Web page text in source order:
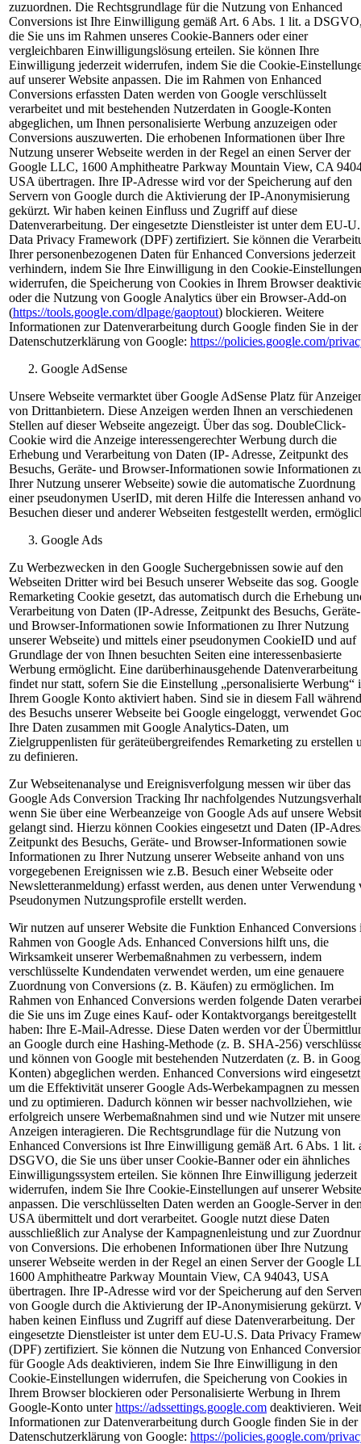
zuzuordnen. Die Rechtsgrundlage für die Nutzung von Enhanced
Conversions ist Ihre Einwilligung gemäß Art. 6 Abs. 1 lit. a
die Sie uns im Rahmen unseres Cookie-Banners oder einer
vergleichbaren Einwilligungslösung erteilen. Sie können Ihre
Einwilligung jederzeit widerrufen, indem Sie die Cookie-
auf unserer Website anpassen. Die im Rahmen von Enhanced
Conversions erfassten Daten werden von Google verschlüsselt
verarbeitet und mit bestehenden Nutzerdaten in Google-Konten
abgeglichen, um Ihnen personalisierte Werbung anzuzeigen oder
Conversions auszuwerten. Die erhobenen Informationen über Ihre
Nutzung unserer Webseite werden in der Regel an einen Server der
Google LLC, 1600 Amphitheatre Parkway Mountain View, CA
USA übertragen. Ihre IP-Adresse wird vor der Speicherung auf den
Servern von Google durch die Aktivierung der IP-Anonymisierung
gekürzt. Wir haben keinen Einfluss und Zugriff auf diese
Datenverarbeitung. Der eingesetzte Dienstleister ist unter dem EU-
Data Privacy Framework (DPF) zertifiziert. Sie können die
Ihrer personenbezogenen Daten für Enhanced Conversions jederzeit
verhindern, indem Sie Ihre Einwilligung in den Cookie-Einstellungen
widerrufen, die Speicherung von Cookies in Ihrem Browser
oder die Nutzung von Google Analytics über ein Browser-Add-on
(https://tools.google.com/dlpage/gaoptout) blockieren. Weitere
Informationen zur Datenverarbeitung durch Google finden Sie in der
Datenschutzerklärung von Google: https://policies.google.com/
Google AdSense
Unsere Webseite vermarktet über Google AdSense Platz für
von Drittanbietern. Diese Anzeigen werden Ihnen an verschiedenen
Stellen auf dieser Webseite angezeigt. Über das sog. DoubleClick-
Cookie wird die Anzeige interessengerechter Werbung durch die
Erhebung und Verarbeitung von Daten (IP- Adresse, Zeitpunkt des
Besuchs, Geräte- und Browser-Informationen sowie Informationen
Ihrer Nutzung unserer Webseite) sowie die automatische Zuordnung
einer pseudonymen UserID, mit deren Hilfe die Interessen anhand
Besuchen dieser und anderer Webseiten festgestellt werden,
Google Ads
Zu Werbezwecken in den Google Suchergebnissen sowie auf den
Webseiten Dritter wird bei Besuch unserer Webseite das sog. Google
Remarketing Cookie gesetzt, das automatisch durch die Erhebung
Verarbeitung von Daten (IP-Adresse, Zeitpunkt des Besuchs, Geräte-
und Browser-Informationen sowie Informationen zu Ihrer Nutzung
unserer Webseite) und mittels einer pseudonymen CookieID und auf
Grundlage der von Ihnen besuchten Seiten eine interessenbasierte
Werbung ermöglicht. Eine darüberhinausgehende Datenverarbeitung
findet nur statt, sofern Sie die Einstellung „personalisierte Werbung“
Ihrem Google Konto aktiviert haben. Sind sie in diesem Fall während
des Besuchs unserer Webseite bei Google eingeloggt, verwendet
Ihre Daten zusammen mit Google Analytics-Daten, um
Zielgruppenlisten für geräteübergreifendes Remarketing zu erstellen
zu definieren.
Zur Webseitenanalyse und Ereignisverfolgung messen wir über das
Google Ads Conversion Tracking Ihr nachfolgendes
wenn Sie über eine Werbeanzeige von Google Ads auf unsere
gelangt sind. Hierzu können Cookies eingesetzt und Daten (IP-
Zeitpunkt des Besuchs, Geräte- und Browser-Informationen sowie
Informationen zu Ihrer Nutzung unserer Webseite anhand von uns
vorgegebenen Ereignissen wie z.B. Besuch einer Webseite oder
Newsletteranmeldung) erfasst werden, aus denen unter Verwendung
Pseudonymen Nutzungsprofile erstellt werden.
Wir nutzen auf unserer Website die Funktion Enhanced Conversions
Rahmen von Google Ads. Enhanced Conversions hilft uns, die
Wirksamkeit unserer Werbemaßnahmen zu verbessern, indem
verschlüsselte Kundendaten verwendet werden, um eine genauere
Zuordnung von Conversions (z. B. Käufen) zu ermöglichen. Im
Rahmen von Enhanced Conversions werden folgende Daten
die Sie uns im Zuge eines Kauf- oder Kontaktvorgangs bereitgestellt
haben: Ihre E-Mail-Adresse. Diese Daten werden vor der
an Google durch eine Hashing-Methode (z. B. SHA-256)
und können von Google mit bestehenden Nutzerdaten (z. B. in
Konten) abgeglichen werden. Enhanced Conversions wird
um die Effektivität unserer Google Ads-Werbekampagnen zu messen
und zu optimieren. Dadurch können wir besser nachvollziehen, wie
erfolgreich unsere Werbemaßnahmen sind und wie Nutzer mit
Anzeigen interagieren. Die Rechtsgrundlage für die Nutzung von
Enhanced Conversions ist Ihre Einwilligung gemäß Art. 6 Abs. 1 lit.
DSGVO, die Sie uns über unser Cookie-Banner oder ein ähnliches
Einwilligungssystem erteilen. Sie können Ihre Einwilligung jederzeit
widerrufen, indem Sie Ihre Cookie-Einstellungen auf unserer Website
anpassen. Die verschlüsselten Daten werden an Google-Server in
USA übermittelt und dort verarbeitet. Google nutzt diese Daten
ausschließlich zur Analyse der Kampagnenleistung und zur
von Conversions. Die erhobenen Informationen über Ihre Nutzung
unserer Webseite werden in der Regel an einen Server der Google
1600 Amphitheatre Parkway Mountain View, CA 94043, USA
übertragen. Ihre IP-Adresse wird vor der Speicherung auf den
von Google durch die Aktivierung der IP-Anonymisierung gekürzt.
haben keinen Einfluss und Zugriff auf diese Datenverarbeitung. Der
eingesetzte Dienstleister ist unter dem EU-U.S. Data Privacy
(DPF) zertifiziert. Sie können die Nutzung von Enhanced
für Google Ads deaktivieren, indem Sie Ihre Einwilligung in den
Cookie-Einstellungen widerrufen, die Speicherung von Cookies in
Ihrem Browser blockieren oder Personalisierte Werbung in Ihrem
Google-Konto unterhttps://adssettings.google.com deaktivieren.
Informationen zur Datenverarbeitung durch Google finden Sie in der
Datenschutzerklärung von Google: https://policies.google.com/